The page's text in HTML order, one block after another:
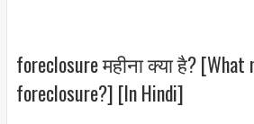
foreclosure महीना क्या है? [What
foreclosure?] [In Hindi]